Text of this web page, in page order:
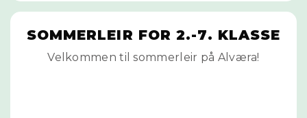
SOMMERLEIR FOR 2.-7. KLASSE
Velkommen til sommerleir på Alværa!